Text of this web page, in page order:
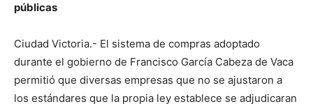
públicas
Ciudad Victoria.- El sistema de compras adoptado
durante el gobierno de Francisco García Cabeza de Vaca
permitió que diversas empresas que no se ajustaron a
los estándares que la propia ley establece se adjudicaran